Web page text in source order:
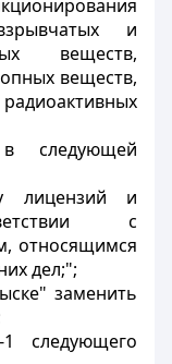
и
веществ,
веществ,
следующей
лицензий и
с
относящимся
дел;";
заменить
следующего